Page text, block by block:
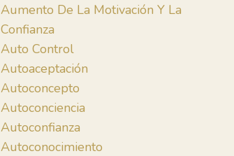
Aumento De La Motivación Y La
Confianza
Auto Control
Autoaceptación
Autoconcepto
Autoconciencia
Autoconfianza
Autoconocimiento